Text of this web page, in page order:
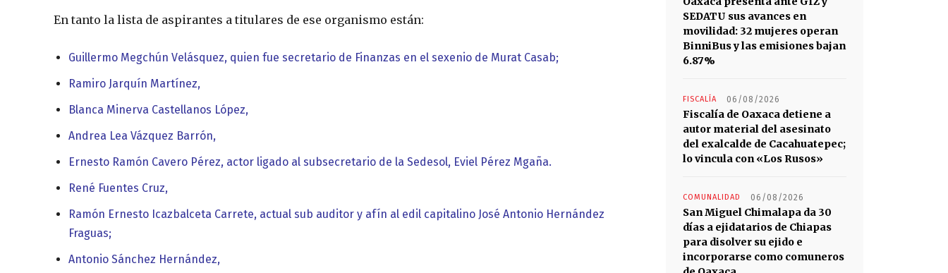
En tanto la lista de aspirantes a titulares de ese organismo están:
Guillermo Megchún Velásquez, quien fue secretario de Finanzas en el sexenio de Murat Casab;
Ramiro Jarquín Martínez,
Blanca Minerva Castellanos López,
Andrea Lea Vázquez Barrón,
Ernesto Ramón Cavero Pérez, actor ligado al subsecretario de la Sedesol, Eviel Pérez Mgaña.
René Fuentes Cruz,
Ramón Ernesto Icazbalceta Carrete, actual sub auditor y afín al edil capitalino José Antonio Hernández
Fraguas;
Antonio Sánchez Hernández,
SEDATU sus avances en
movilidad: 32 mujeres operan
BinniBus y las emisiones bajan
6.87%
FISCALÍA 06/08/2026
Fiscalía de Oaxaca detiene a
autor material del asesinato
del exalcalde de Cacahuatepec;
lo vincula con «Los Rusos»
COMUNALIDAD 06/08/2026
San Miguel Chimalapa da 30
días a ejidatarios de Chiapas
para disolver su ejido e
incorporarse como comuneros